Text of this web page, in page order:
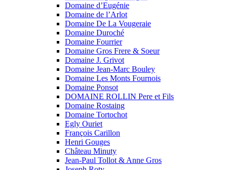
Domaine d’Eugénie
Domaine de l’Arlot
Domaine De La Vougeraie
Domaine Duroché
Domaine Fourrier
Domaine Gros Frere & Soeur
Domaine J. Grivot
Domaine Jean-Marc Bouley
Domaine Les Monts Fournois
Domaine Ponsot
DOMAINE ROLLIN Pere et Fils
Domaine Rostaing
Domaine Tortochot
Egly Ouriet
François Carillon
Henri Gouges
Château Minuty
Jean-Paul Tollot & Anne Gros